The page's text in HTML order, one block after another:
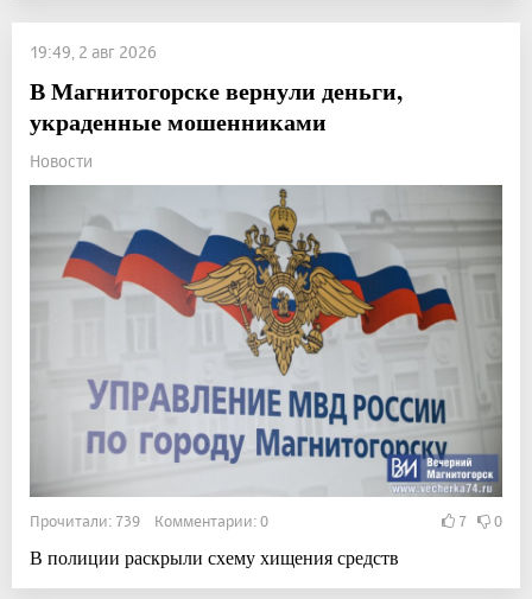
19:49, 2 авг 2026
В Магнитогорске вернули деньги,
украденные мошенниками
Новости
Прочитали: 739 Комментарии: 0 7 0
В полиции раскрыли схему хищения средств